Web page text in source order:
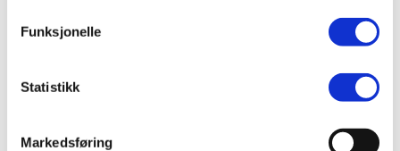
Funksjonelle
Statistikk
Markedsføring